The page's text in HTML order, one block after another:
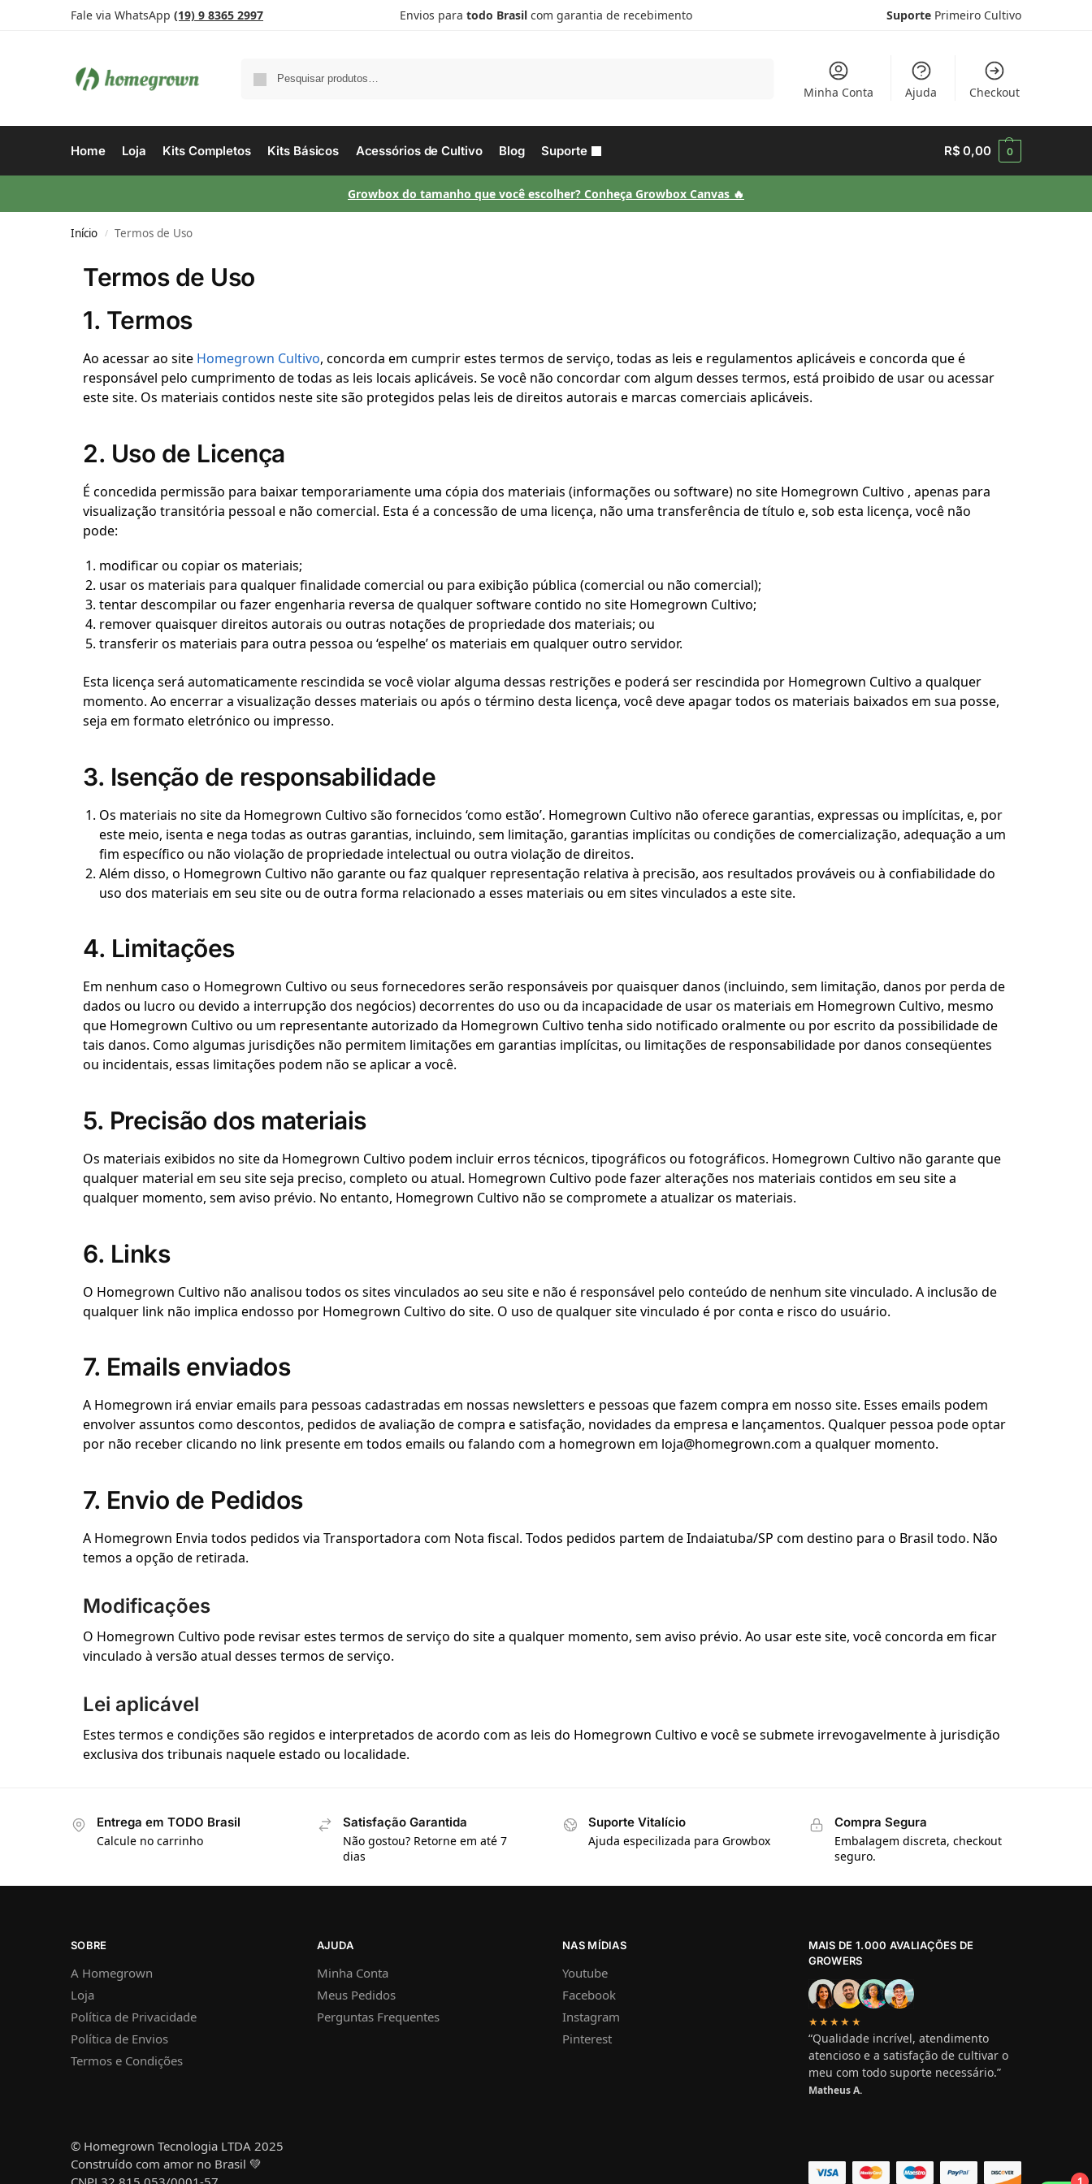
Fale via WhatsApp (19) 9 8365 2997 Envios para todo Brasil com garantia de recebimento Suporte Primeiro Cultivo
Minha Conta Ajuda Checkout
Home Loja Kits Completos Kits Básicos Acessórios de Cultivo Blog Suporte R$ 0,00 0
Growbox do tamanho que você escolher? Conheça Growbox Canvas 🔥
Início / Termos de Uso
Termos de Uso
1. Termos
Ao acessar ao site Homegrown Cultivo, concorda em cumprir estes termos de serviço, todas as leis e regulamentos aplicáveis ​​e concorda que é
responsável pelo cumprimento de todas as leis locais aplicáveis. Se você não concordar com algum desses termos, está proibido de usar ou acessar
este site. Os materiais contidos neste site são protegidos pelas leis de direitos autorais e marcas comerciais aplicáveis.
2. Uso de Licença
É concedida permissão para baixar temporariamente uma cópia dos materiais (informações ou software) no site Homegrown Cultivo , apenas para
visualização transitória pessoal e não comercial. Esta é a concessão de uma licença, não uma transferência de título e, sob esta licença, você não
pode:
modificar ou copiar os materiais;
usar os materiais para qualquer finalidade comercial ou para exibição pública (comercial ou não comercial);
tentar descompilar ou fazer engenharia reversa de qualquer software contido no site Homegrown Cultivo;
remover quaisquer direitos autorais ou outras notações de propriedade dos materiais; ou
transferir os materiais para outra pessoa ou ‘espelhe’ os materiais em qualquer outro servidor.
Esta licença será automaticamente rescindida se você violar alguma dessas restrições e poderá ser rescindida por Homegrown Cultivo a qualquer
momento. Ao encerrar a visualização desses materiais ou após o término desta licença, você deve apagar todos os materiais baixados em sua posse,
seja em formato eletrónico ou impresso.
3. Isenção de responsabilidade
Os materiais no site da Homegrown Cultivo são fornecidos ‘como estão’. Homegrown Cultivo não oferece garantias, expressas ou implícitas, e, por
este meio, isenta e nega todas as outras garantias, incluindo, sem limitação, garantias implícitas ou condições de comercialização, adequação a um
fim específico ou não violação de propriedade intelectual ou outra violação de direitos.
Além disso, o Homegrown Cultivo não garante ou faz qualquer representação relativa à precisão, aos resultados prováveis ​​ou à confiabilidade do
uso dos materiais em seu site ou de outra forma relacionado a esses materiais ou em sites vinculados a este site.
4. Limitações
Em nenhum caso o Homegrown Cultivo ou seus fornecedores serão responsáveis ​​por quaisquer danos (incluindo, sem limitação, danos por perda de
dados ou lucro ou devido a interrupção dos negócios) decorrentes do uso ou da incapacidade de usar os materiais em Homegrown Cultivo, mesmo
que Homegrown Cultivo ou um representante autorizado da Homegrown Cultivo tenha sido notificado oralmente ou por escrito da possibilidade de
tais danos. Como algumas jurisdições não permitem limitações em garantias implícitas, ou limitações de responsabilidade por danos conseqüentes
ou incidentais, essas limitações podem não se aplicar a você.
5. Precisão dos materiais
Os materiais exibidos no site da Homegrown Cultivo podem incluir erros técnicos, tipográficos ou fotográficos. Homegrown Cultivo não garante que
qualquer material em seu site seja preciso, completo ou atual. Homegrown Cultivo pode fazer alterações nos materiais contidos em seu site a
qualquer momento, sem aviso prévio. No entanto, Homegrown Cultivo não se compromete a atualizar os materiais.
6. Links
O Homegrown Cultivo não analisou todos os sites vinculados ao seu site e não é responsável pelo conteúdo de nenhum site vinculado. A inclusão de
qualquer link não implica endosso por Homegrown Cultivo do site. O uso de qualquer site vinculado é por conta e risco do usuário.
7. Emails enviados
A Homegrown irá enviar emails para pessoas cadastradas em nossas newsletters e pessoas que fazem compra em nosso site. Esses emails podem
envolver assuntos como descontos, pedidos de avaliação de compra e satisfação, novidades da empresa e lançamentos. Qualquer pessoa pode optar
por não receber clicando no link presente em todos emails ou falando com a homegrown em loja@homegrown.com a qualquer momento.
7. Envio de Pedidos
A Homegrown Envia todos pedidos via Transportadora com Nota fiscal. Todos pedidos partem de Indaiatuba/SP com destino para o Brasil todo. Não
temos a opção de retirada.
Modificações
O Homegrown Cultivo pode revisar estes termos de serviço do site a qualquer momento, sem aviso prévio. Ao usar este site, você concorda em ficar
vinculado à versão atual desses termos de serviço.
Lei aplicável
Estes termos e condições são regidos e interpretados de acordo com as leis do Homegrown Cultivo e você se submete irrevogavelmente à jurisdição
exclusiva dos tribunais naquele estado ou localidade.
Entrega em TODO Brasil
Calcule no carrinho
Satisfação Garantida
Não gostou? Retorne em até 7
dias
Suporte Vitalício
Ajuda especilizada para Growbox
Compra Segura
Embalagem discreta, checkout
seguro.
SOBRE
A Homegrown
Loja
Política de Privacidade
Política de Envios
Termos e Condições
AJUDA
Minha Conta
Meus Pedidos
Perguntas Frequentes
NAS MÍDIAS
Youtube
Facebook
Instagram
Pinterest
MAIS DE 1.000 AVALIAÇÕES DE
GROWERS
★★★★★
“Qualidade incrível, atendimento
atencioso e a satisfação de cultivar o
meu com todo suporte necessário.”
Matheus A.
© Homegrown Tecnologia LTDA 2025
Construído com amor no Brasil 💚
1